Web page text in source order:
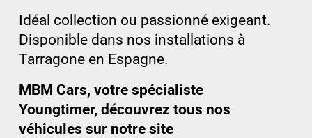
Idéal collection ou passionné exigeant.
Disponible dans nos installations à
Tarragone en Espagne.
MBM Cars, votre spécialiste
Youngtimer, découvrez tous nos
véhicules sur notre site